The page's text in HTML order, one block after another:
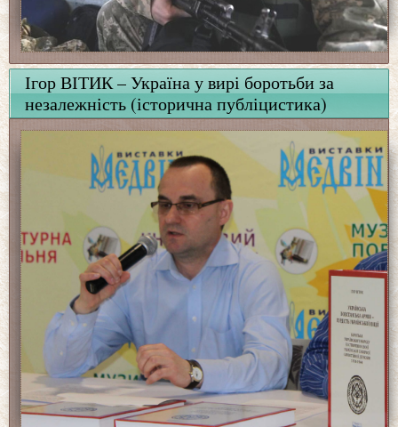
Ігор ВІТИК – Україна у вирі боротьби за
незалежність (історична публіцистика)